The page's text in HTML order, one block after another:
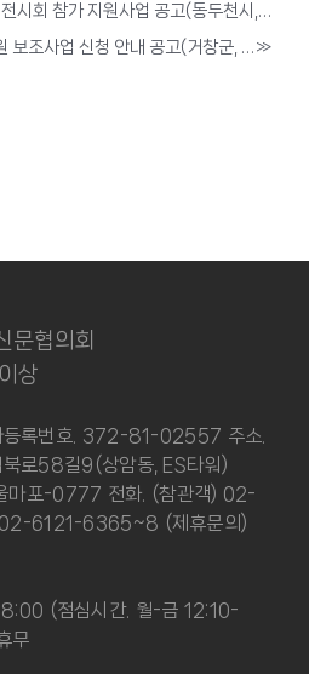
[지원사업] 중소기업 국내 전시회 참가 지원사업 공고(동두천시, 1월 ~ 12월까지)
[지원사업] 2023년 기업지원 보조사업 신청 안내 공고(거창군, ~예산 소진시까지)»
문협의회
상
등록번호. 372-81-02557 주소.
북로58길9(상암동, ES타워)
마포-0777 전화. (참관객) 02-
6121-6365~8 (제휴문의)
(점심시간. 월-금 12:10-
무